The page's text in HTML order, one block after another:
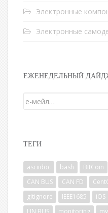
Электронные
Электронные
ЕЖЕНЕДЕЛЬНЫЙ
ТЕГИ
asciidoc bash BitCoin
CAN BUS
CAN FD
gitignore
IEEE1685 iOS
LIN BUS
monitoring